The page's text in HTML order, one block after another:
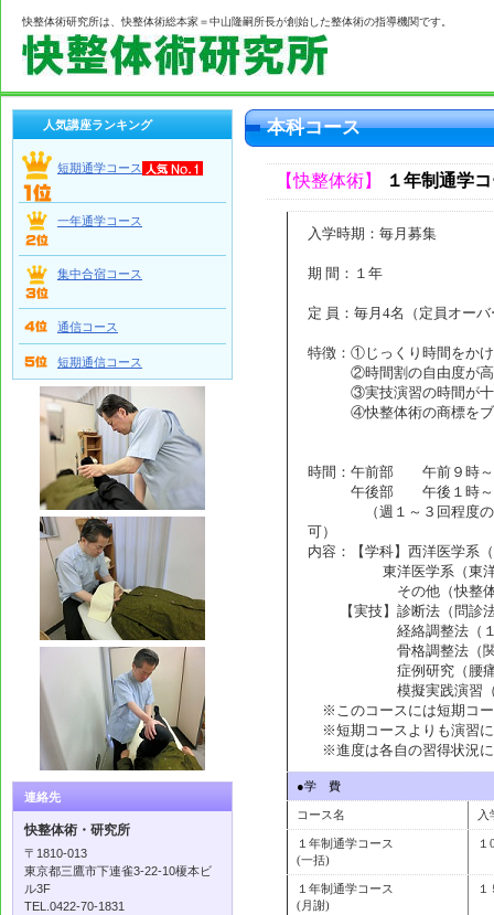
快整体術研究所は、快整体術総本家＝中山隆嗣所長が創始した整体術の指導機関です。
本科コース
【快整体術】 １年制通学
入学時期：毎月募集
期 間：１年
定 員：毎月4名（定員オー
特徴：①じっくり時間をか
②時間割の自由度が高く
③実技演習の時間が十分
④快整体術の商標をブラ
時間：午前部 午前９時～
午後部 午後１時～
（週１～３回程度の通
可）
内容：【学科】西洋医学系
東洋医学系（東洋医学
その他（快整体術概論
【実技】診断法（問診法
経絡調整法（１４経
骨格調整法（関節部
症例研究（腰痛・肩コ
模擬実践演習（実際
※このコースには短期コー
※短期コースよりも演習に
※進度は各自の習得状況に
●学 費
コース名 入
１年制通学コース
(一括)
１
１年制通学コース
(月謝)
１
人気講座ランキング
短期通学コース
一年通学コース
集中合宿コース
通信コース
短期通信コース
連絡先
快整体術・研究所
〒1810-013
東京都三鷹市下連雀3-22-10榎本ビ
ル3F
TEL.0422-70-1831